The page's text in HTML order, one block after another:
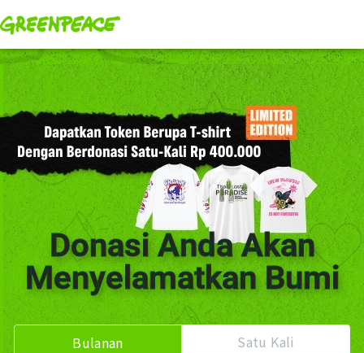
Donasi Anda Akan
Menyelamatkan Bumi
Bulanan Satu Kali